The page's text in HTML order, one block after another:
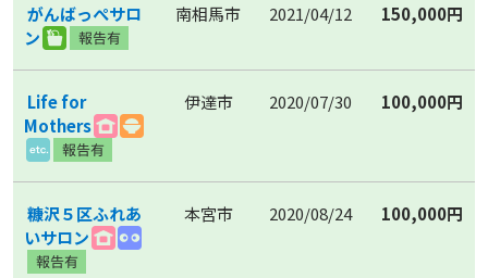
がんばっぺサロ
ン
南相馬市 2021/04/12 150,000円
Life for
Mothers
伊達市 2020/07/30 100,000円
糠沢５区ふれあ
いサロン
本宮市 2020/08/24 100,000円